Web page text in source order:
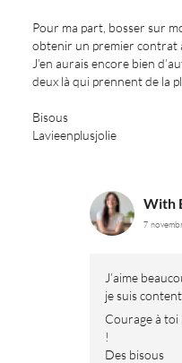
Pour ma part, bosser sur
obtenir un premier contrat
J’en aurais encore bien
deux là qui prennent de la
Bisous
Lavieenplusjolie
With
7
J’aime
je suis
Courage à
!
Des bisous